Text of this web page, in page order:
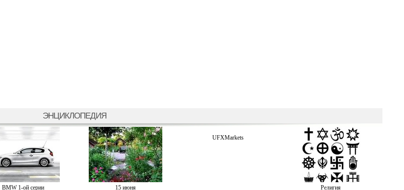
ЭНЦИКЛОПЕДИЯ
BMW 1-ой серии 15 июня
UFXMarkets
Религия